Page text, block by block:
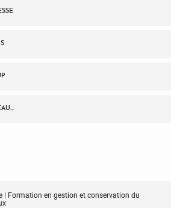
| Formation en gestion et conservation du